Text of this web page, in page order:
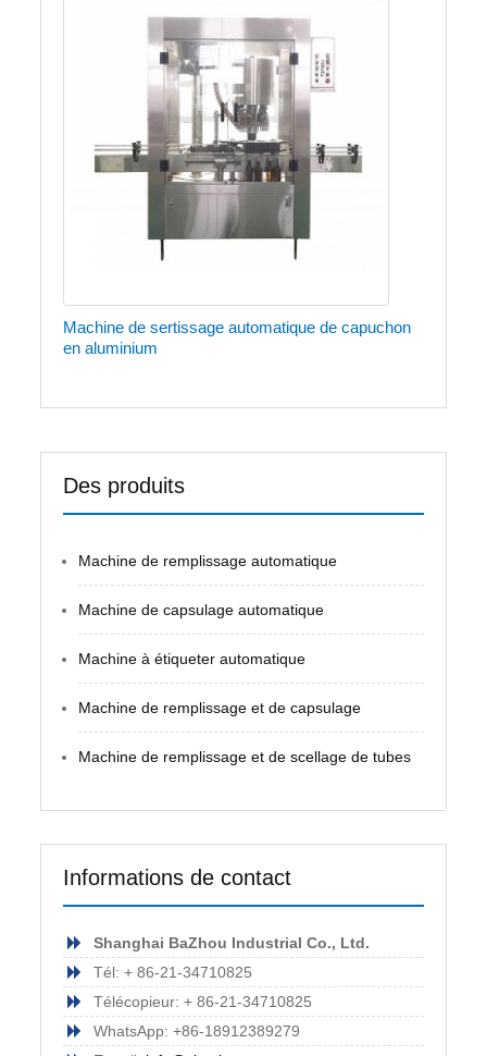
Machine de sertissage automatique de capuchon
en aluminium
Des produits
Machine de remplissage automatique
Machine de capsulage automatique
Machine à étiqueter automatique
Machine de remplissage et de capsulage
Machine de remplissage et de scellage de tubes
Informations de contact
Shanghai BaZhou Industrial Co., Ltd.
Tél: + 86-21-34710825
Télécopieur: + 86-21-34710825
WhatsApp: +86-18912389279